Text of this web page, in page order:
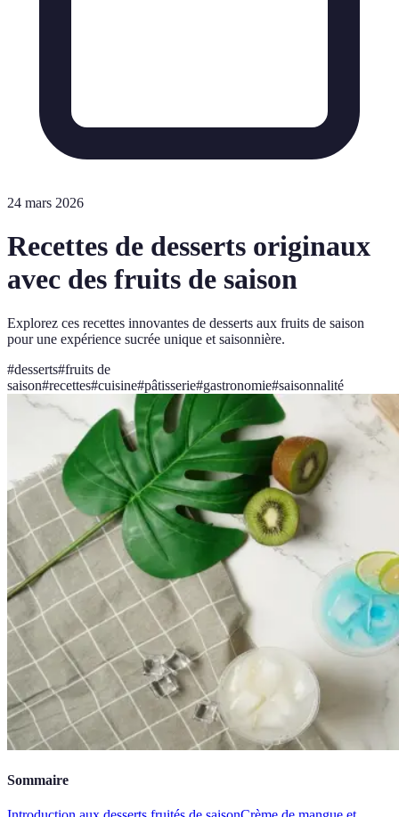
24 mars 2026
Recettes de desserts originaux
avec des fruits de saison
Explorez ces recettes innovantes de desserts aux fruits de saison
pour une expérience sucrée unique et saisonnière.
#desserts#fruits de
saison#recettes#cuisine#pâtisserie#gastronomie#saisonnalité
Sommaire